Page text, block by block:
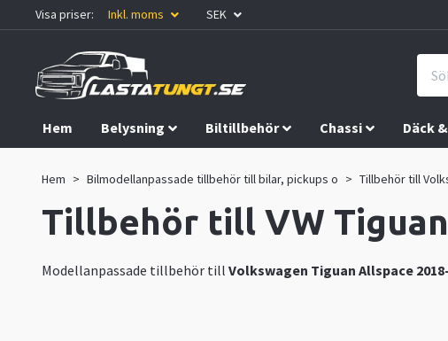
Visa priser: Inkl. moms SEK
Hem Belysning Biltillbehör Chassi Däck
Hem Bilmodellanpassade tillbehör till bilar, pickups o Tillbehör till
Tillbehör till VW
Modellanpassade tillbehör till Volkswagen Tiguan Allspace